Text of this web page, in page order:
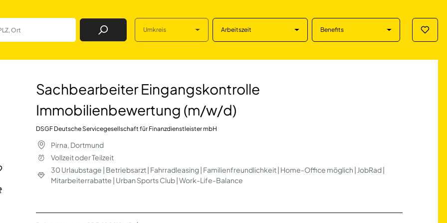
Job Finden Umkreis Arbeitszeit Benefits
Sachbearbeiter Eingangskontrolle
Immobilienbewertung (m/w/d)
DSGF Deutsche Servicegesellschaft für Finanzdienstleister mbH
Pirna, Dortmund
Vollzeit oder Teilzeit
30 Urlaubstage | Betriebsarzt | Fahrradleasing | Familienfreundlichkeit | Home-Office möglich | JobRad |
Mitarbeiterrabatte | Urban Sports Club | Work-Life-Balance